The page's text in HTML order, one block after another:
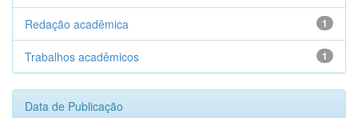
1
Redação acadêmica
1
Trabalhos acadêmicos
Data de Publicação